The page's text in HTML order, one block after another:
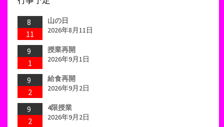
8
11
山の日
2026年8月11日
9
1
授業再開
2026年9月1日
9
2
給食再開
2026年9月2日
9
2
4限授業
2026年9月2日